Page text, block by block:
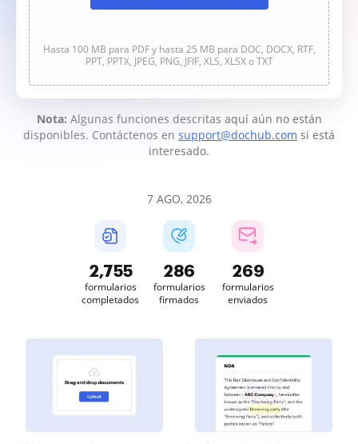
Hasta 100 MB para PDF y hasta 25 MB para DOC, DOCX, RTF,
PPT, PPTX, JPEG, PNG, JFIF, XLS, XLSX o TXT
Nota: Algunas funciones descritas aquí aún no están
disponibles. Contáctenos en support@dochub.com si está
interesado.
7 AGO, 2026
2,756
formularios
completados
286
formularios
firmados
269
formularios
enviados